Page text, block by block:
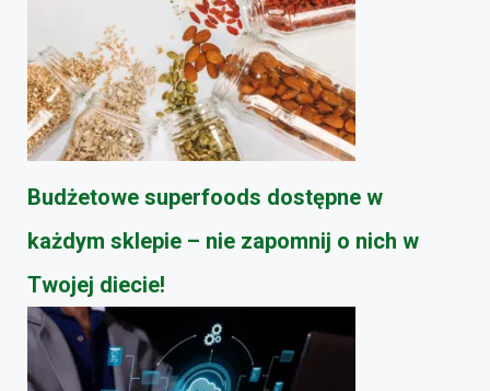
Budżetowe superfoods dostępne w
każdym sklepie – nie zapomnij o nich w
Twojej diecie!